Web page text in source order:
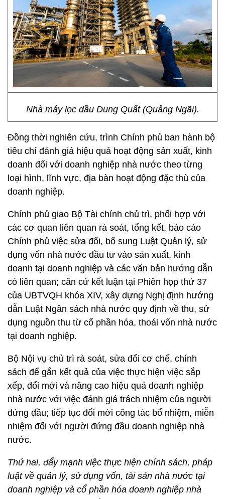
Nhà máy lọc dầu Dung Quất (Quảng Ngãi).
Đồng thời nghiên cứu, trình Chính phủ ban hành bộ
tiêu chí đánh giá hiệu quả hoạt động sản xuất, kinh
doanh đối với doanh nghiệp nhà nước theo từng
loại hình, lĩnh vực, địa bàn hoạt động đặc thù của
doanh nghiệp.
Chính phủ giao Bộ Tài chính chủ trì, phối hợp với
các cơ quan liên quan rà soát, tổng kết, báo cáo
Chính phủ việc sửa đổi, bổ sung Luật Quản lý, sử
dụng vốn nhà nước đầu tư vào sản xuất, kinh
doanh tại doanh nghiệp và các văn bản hướng dẫn
có liên quan; căn cứ kết luận tại Phiên họp thứ 37
của UBTVQH khóa XIV, xây dựng Nghị định hướng
dẫn Luật Ngân sách nhà nước quy định về thu, sử
dụng nguồn thu từ cổ phần hóa, thoái vốn nhà nước
tại doanh nghiệp.
Bộ Nội vụ chủ trì rà soát, sửa đổi cơ chế, chính
sách để gắn kết quả của việc thực hiện việc sắp
xếp, đổi mới và nâng cao hiệu quả doanh nghiệp
nhà nước với việc đánh giá trách nhiệm của người
đứng đầu; tiếp tục đổi mới công tác bổ nhiệm, miễn
nhiệm đối với người đứng đầu doanh nghiệp nhà
nước.
Thứ hai, đẩy mạnh việc thực hiện chính sách, pháp
luật về quản lý, sử dụng vốn, tài sản nhà nước tại
doanh nghiệp và cổ phần hóa doanh nghiệp nhà